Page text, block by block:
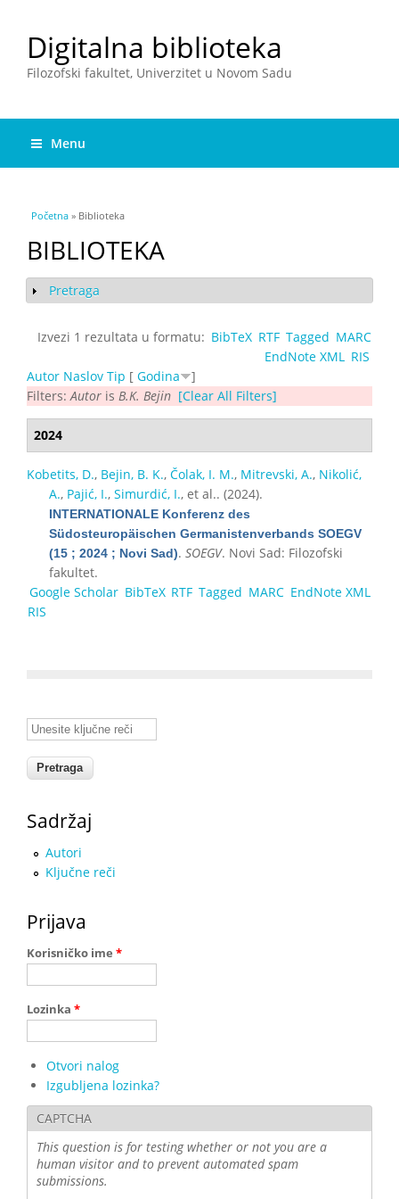
Digitalna biblioteka
Filozofski fakultet, Univerzitet u Novom Sadu
Menu
You are here
Početna » Biblioteka
BIBLIOTEKA
Show
Pretraga
Izvezi 1 rezultata u formatu: BibTeX RTF Tagged MARC
EndNote XML
RIS
Autor Naslov Tip [ Godina
]
Filters: Autor is B.K. Bejin [Clear All Filters]
2024
Kobetits, D., Bejin, B. K., Čolak, I. M., Mitrevski, A., Nikolić,
A., Pajić, I., Simurdić, I., et al.. (2024).
INTERNATIONALE Konferenz des
Südosteuropäischen Germanistenverbands SOEGV
(15 ; 2024 ; Novi Sad). SOEGV. Novi Sad: Filozofski
fakultet.
Google Scholar BibTeX RTF Tagged MARC EndNote XML
RIS
Unesite ključne reči
Sadržaj
Autori
Ključne reči
Prijava
Korisničko ime *
Lozinka *
Otvori nalog
Izgubljena lozinka?
CAPTCHA
This question is for testing whether or not you are a
human visitor and to prevent automated spam
submissions.